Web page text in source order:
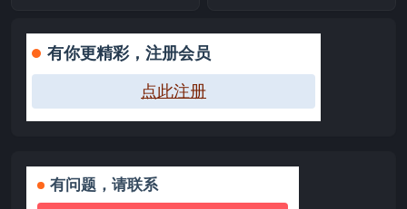
有你更精彩，注册会员
点此注册
有问题，请联系